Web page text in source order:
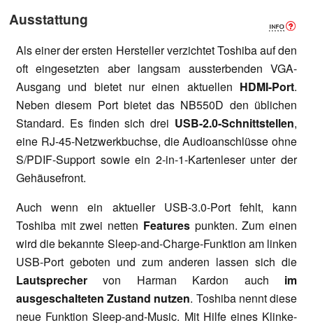
Ausstattung
Als einer der ersten Hersteller verzichtet Toshiba auf den
oft eingesetzten aber langsam aussterbenden VGA-
Ausgang und bietet nur einen aktuellen HDMI-Port.
Neben diesem Port bietet das NB550D den üblichen
Standard. Es finden sich drei USB-2.0-Schnittstellen,
eine RJ-45-Netzwerkbuchse, die Audioanschlüsse ohne
S/PDIF-Support sowie ein 2-in-1-Kartenleser unter der
Gehäusefront.
Auch wenn ein aktueller USB-3.0-Port fehlt, kann
Toshiba mit zwei netten Features punkten. Zum einen
wird die bekannte Sleep-and-Charge-Funktion am linken
USB-Port geboten und zum anderen lassen sich die
Lautsprecher von Harman Kardon auch im
ausgeschalteten Zustand nutzen. Toshiba nennt diese
neue Funktion Sleep-and-Music. Mit Hilfe eines Klinke-